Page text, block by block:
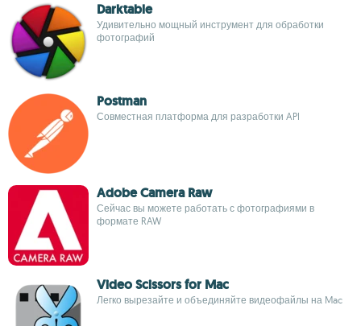
Darktable
Удивительно мощный инструмент для обработки
фотографий
Postman
Совместная платформа для разработки API
Adobe Camera Raw
Сейчас вы можете работать с фотографиями в
формате RAW
Video Scissors for Mac
Легко вырезайте и объединяйте видеофайлы на Mac